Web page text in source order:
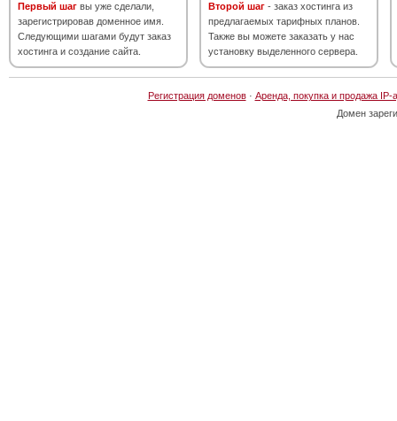
Первый шаг вы уже сделали,
зарегистрировав доменное имя.
Следующими шагами будут заказ
хостинга и создание сайта.
Второй шаг - заказ хостинга из
предлагаемых тарифных планов.
Также вы можете заказать у нас
установку выделенного сервера.
Регистрация доменов· Аренда, покупка и продажа IP-
Домен